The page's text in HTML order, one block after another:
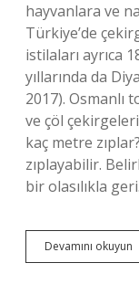
hayvanlara ve
Türkiye’de
istilaları ayrıca
yıllarında da
2017). Osmanlı
ve çöl
kaç metre
zıplayabilir.
bir olasılıkla
Devamını okuyun